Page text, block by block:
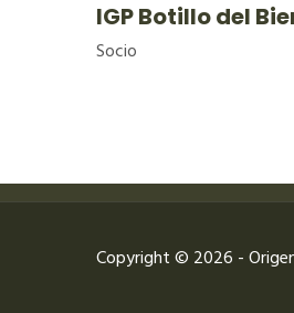
IGP Botillo del
Socio
Copyright © 2026 -